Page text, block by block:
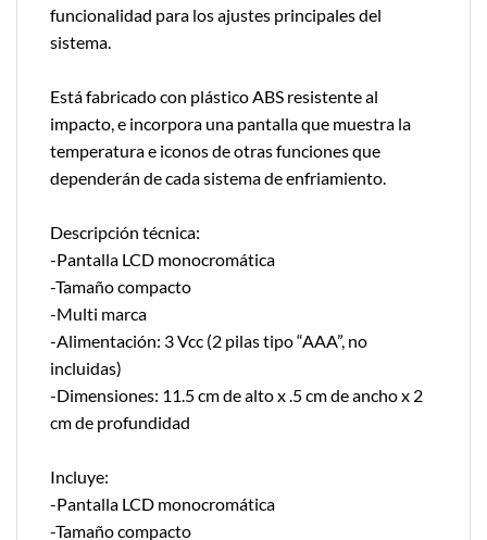
funcionalidad para los ajustes principales del
sistema.
Está fabricado con plástico ABS resistente al
impacto, e incorpora una pantalla que muestra la
temperatura e iconos de otras funciones que
dependerán de cada sistema de enfriamiento.
Descripción técnica:
-Pantalla LCD monocromática
-Tamaño compacto
-Multi marca
-Alimentación: 3 Vcc (2 pilas tipo “AAA”, no
incluidas)
-Dimensiones: 11.5 cm de alto x .5 cm de ancho x 2
cm de profundidad
Incluye:
-Pantalla LCD monocromática
-Tamaño compacto